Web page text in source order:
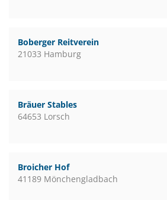
Boberger Reitverein
21033 Hamburg
Bräuer Stables
64653 Lorsch
Broicher Hof
41189 Mönchengladbach